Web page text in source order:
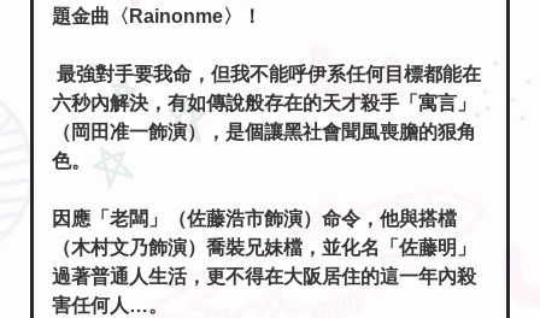
題金曲〈Rainonme〉！
最強對手要我命，但我不能呼伊系任何目標都能在
六秒內解決，有如傳說般存在的天才殺手「寓言」
（岡田准一飾演），是個讓黑社會聞風喪膽的狠角
色。
因應「老闆」（佐藤浩市飾演）命令，他與搭檔
（木村文乃飾演）喬裝兄妹檔，並化名「佐藤明」
過著普通人生活，更不得在大阪居住的這一年內殺
害任何人…。